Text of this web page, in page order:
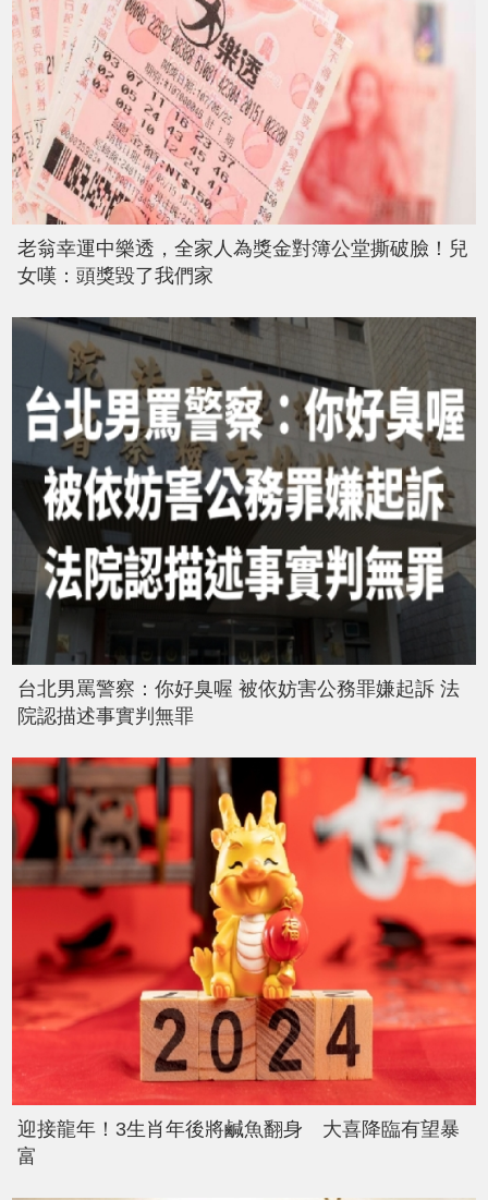
老翁幸運中樂透，全家人為獎金對簿公堂撕破臉！兒
女嘆：頭獎毀了我們家
台北男罵警察：你好臭喔 被依妨害公務罪嫌起訴 法
院認描述事實判無罪
迎接龍年！3生肖年後將鹹魚翻身 大喜降臨有望暴
富